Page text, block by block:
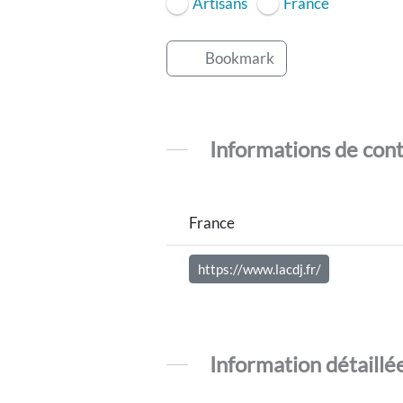
Bookmark
Informations de
France
https://www.lacdj.fr/
Information